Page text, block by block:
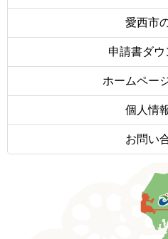
愛西市
申請書ダウ
ホームペー
個人情
お問い